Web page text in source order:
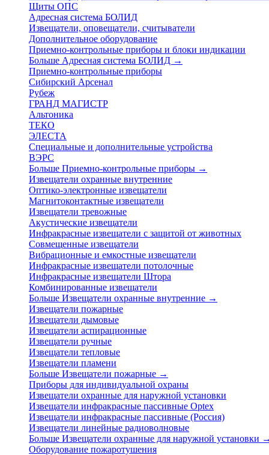
Щиты ОПС
Адресная система БОЛИД
Извещатели, оповещатели, считыватели
Дополнительное оборудование
Приемно-контрольные приборы и блоки индикации
Больше Адресная система БОЛИД →
Приемно-контрольные приборы
Сибирский Арсенал
Рубеж
ГРАНД МАГИСТР
Альтоника
ТЕКО
ЭЛЕСТА
Специальные и дополнительные устройства
ВЭРС
Больше Приемно-контрольные приборы →
Извещатели охранные внутренние
Оптико-электронные извещатели
Магнитоконтактные извещатели
Извещатели тревожные
Акустические извещатели
Инфракрасные извещатели с защитой от животных
Совмещенные извещатели
Вибрационные и емкостные извещатели
Инфракрасные извещатели потолочные
Инфракрасные извещатели Штора
Комбинированные извещатели
Больше Извещатели охранные внутренние →
Извещатели пожарные
Извещатели дымовые
Извещатели аспирационные
Извещатели ручные
Извещатели тепловые
Извещатели пламени
Больше Извещатели пожарные →
Приборы для индивидуальной охраны
Извещатели охранные для наружной установки
Извещатели инфракрасные пассивные Optex
Извещатели инфракрасные пассивные (Россия)
Извещатели линейные радиоволновые
Больше Извещатели охранные для наружной установки →
Оборудование пожаротушения